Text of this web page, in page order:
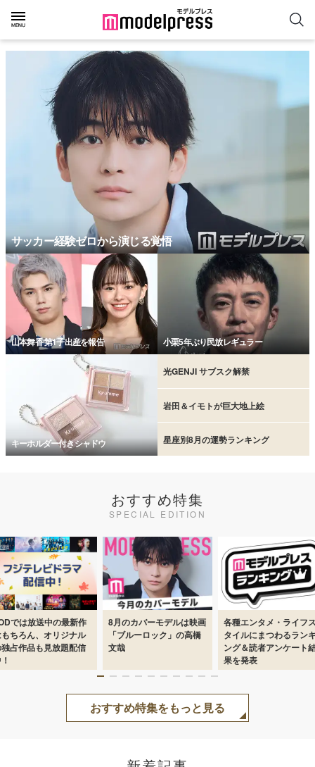
サッカー経験ゼロから演じる覚悟
山本舞香 第1子出産を報告 小栗5年ぶり民放レギュラー
キーホルダー付きシャドウ
光GENJI サブスク解禁
岩田＆イモトが巨大地上絵
星座別8月の運勢ランキング
おすすめ特集
SPECIAL EDITION
のカバーモデルは映画
ルーロック」の高橋
各種エンタメ・ライフス
タイルにまつわるランキ
ング＆読者アンケート結
業界初！ 全プラットフ
ーム横断の大規模読者
加型アワード
おすすめ特集をもっと見る